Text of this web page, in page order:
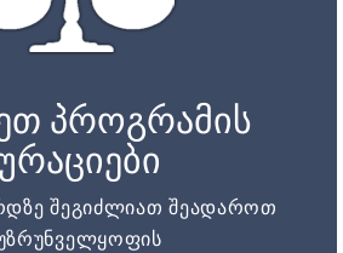
პროგრამის
შეგიძლიათ შეადაროთ